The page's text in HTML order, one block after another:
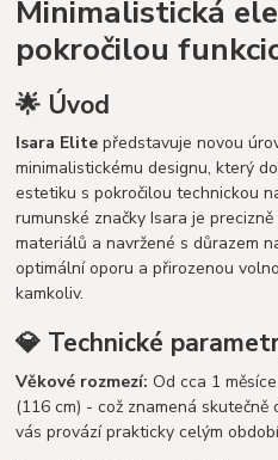
Minimalistická
pokročilou
🌟 Úvod
Isara Elite představuje novou
minimalistickému designu, který
estetiku s pokročilou technickou
rumunské značky Isara je
materiálů a navržené s důrazem
optimální oporu a přirozenou
kamkoliv.
💎 Technické
Věkové rozmezí: Od cca 1
(116 cm) - což znamená
vás provází prakticky celým